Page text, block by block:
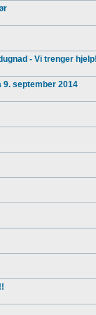
- Vi trenger
september 2014